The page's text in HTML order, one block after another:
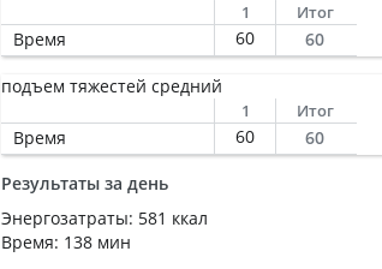
1 Итог
Время 60 60
подъем тяжестей средний
1 Итог
Время 60
60
Результаты за день
Энергозатраты: 581 ккал
Время: 138 мин